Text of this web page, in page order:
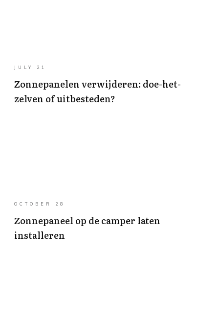
JULY 21
Zonnepanelen verwijderen: doe-het-
zelven of uitbesteden?
OCTOBER 28
Zonnepaneel op de camper laten
installeren